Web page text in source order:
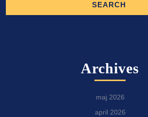
Archives
maj 2026
april 2026